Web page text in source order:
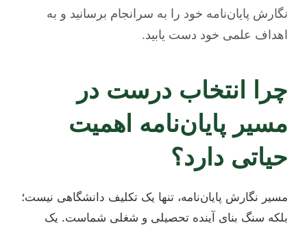
نگارش پایان‌نامه خود را به سرانجام برسانید و به
اهداف علمی خود دست یابید.
چرا انتخاب درست در
مسیر پایان‌نامه اهمیت
حیاتی دارد؟
مسیر نگارش پایان‌نامه، تنها یک تکلیف دانشگاهی نیست؛
بلکه سنگ بنای آینده تحصیلی و شغلی شماست. یک